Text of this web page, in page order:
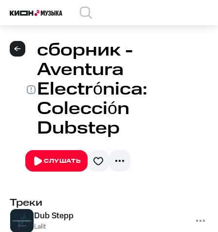
сборник -
Aventura
Electrónica:
Colección
Dubstep
СЛУШАТЬ
Треки
Dub Stepp
Lalit